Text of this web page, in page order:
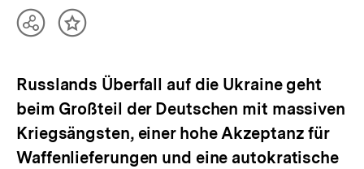
TeilenInhalt
Russlands Überfall auf die Ukraine geht
beim Großteil der Deutschen mit massiven
Kriegsängsten, einer hohe Akzeptanz für
Waffenlieferungen und eine autokratische